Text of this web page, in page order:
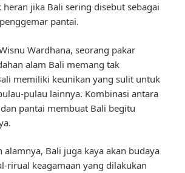
heran jika Bali sering disebut sebagai
pantai.
Wardhana, seorang pakar
alam Bali memang tak
memiliki keunikan yang sulit untuk
pulau lainnya. Kombinasi antara
pantai membuat Bali begitu
alamnya, Bali juga kaya akan budaya
rirual keagamaan yang dilakukan